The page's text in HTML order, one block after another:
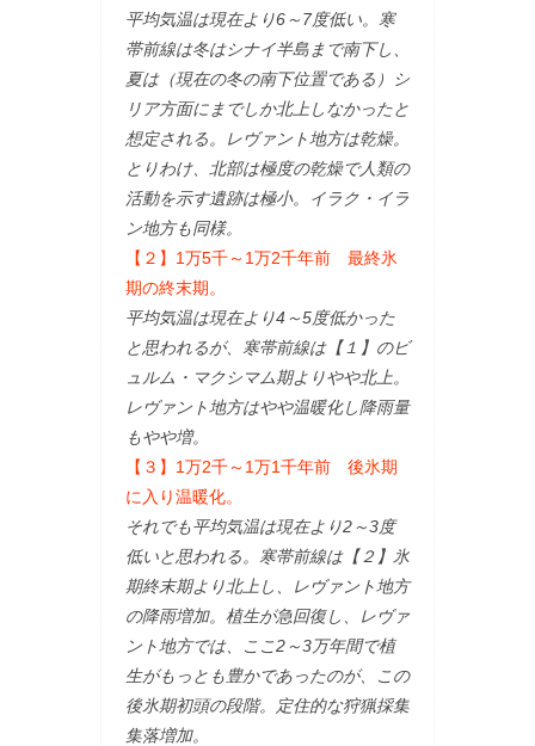
平均気温は現在より6～7度低い。寒
帯前線は冬はシナイ半島まで南下し、
夏は（現在の冬の南下位置である）シ
リア方面にまでしか北上しなかったと
想定される。レヴァント地方は乾燥。
とりわけ、北部は極度の乾燥で人類の
活動を示す遺跡は極小。イラク・イラ
ン地方も同様。
【２】1万5千～1万2千年前 最終氷
期の終末期。
平均気温は現在より4～5度低かった
と思われるが、寒帯前線は【１】のビ
ュルム・マクシマム期よりやや北上。
レヴァント地方はやや温暖化し降雨量
もやや増。
【３】1万2千～1万1千年前 後氷期
に入り温暖化。
それでも平均気温は現在より2～3度
低いと思われる。寒帯前線は【２】氷
期終末期より北上し、レヴァント地方
の降雨増加。植生が急回復し、レヴァ
ント地方では、ここ2～3万年間で植
生がもっとも豊かであったのが、この
後氷期初頭の段階。定住的な狩猟採集
集落増加。